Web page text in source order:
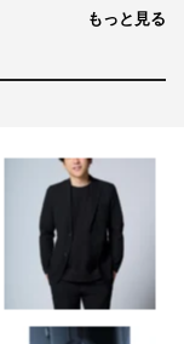
もっと見る